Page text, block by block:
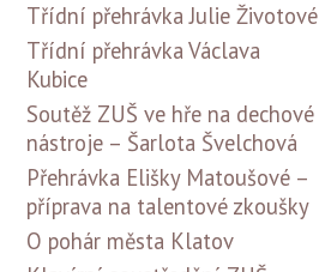
Třídní přehrávka Julie Životové
Třídní přehrávka Václava
Kubice
Soutěž ZUŠ ve hře na dechové
nástroje – Šarlota Švelchová
Přehrávka Elišky Matoušové –
příprava na talentové zkoušky
O pohár města Klatov